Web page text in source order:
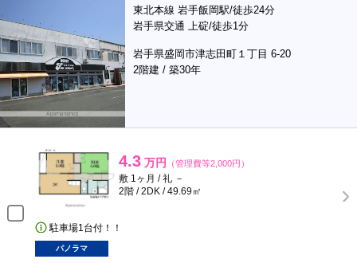
東北本線 岩手飯岡駅/徒歩24分
岩手県交通 上碇/徒歩1分
岩手県盛岡市津志田町１丁目 6-20
2階建 / 築30年
4.3 万円 （管理費等2,000円）
敷 1ヶ月 / 礼 －
2階 / 2DK / 49.69㎡
駐車場1台付！！
パノラマ